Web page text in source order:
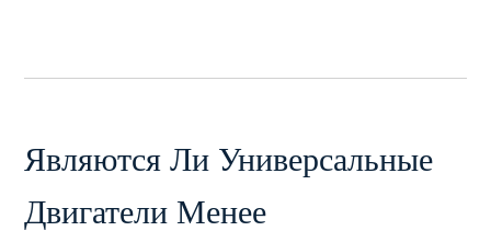
Являются Ли Универсальные
Двигатели Менее